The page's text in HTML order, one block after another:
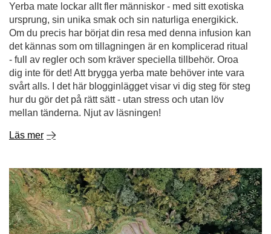
dig inte för det! Att brygga yerba mate behöver inte vara
svårt alls. I det här blogginlägget visar vi dig steg för steg
hur du gör det på rätt sätt - utan stress och utan löv
mellan tänderna. Njut av läsningen!
Läs mer